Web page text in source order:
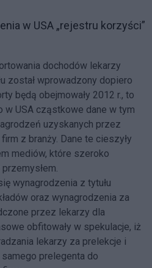
w USA „rejestru korzyści”
dochodów lekarzy
został wprowadzony dopiero
będą obejmowały 2012 r., to
w USA cząstkowe dane w tym
uzyskanych przez
z branży. Dane te cieszyły
mediów, które szeroko
wynagrodzenia z tytułu
oraz wynagrodzenia za
przez lekarzy dla
obfitowały w spekulacje, iż
lekarzy za prelekcje i
samego prelegenta do